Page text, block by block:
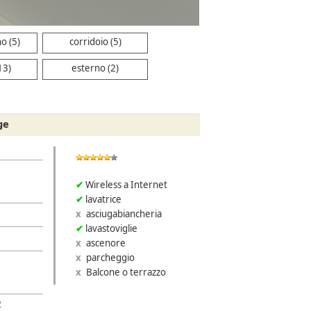
(5) corridoio (5)
esterno (2)
Wireless a Internet
lavatrice
asciugabiancheria
lavastoviglie
ascenore
parcheggio
Balcone o terrazzo